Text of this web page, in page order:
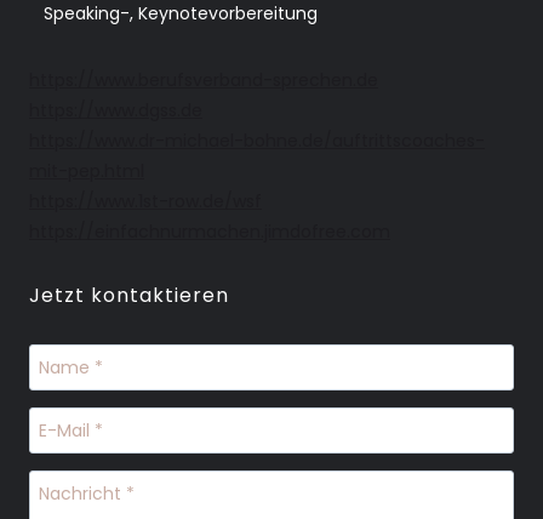
Speaking-, Keynotevorbereitung
Jetzt kontaktieren